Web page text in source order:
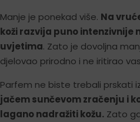
Manje je ponekad više. Na
koži razvija puno intenzivnije
uvjetima. Zato je dovoljna
djelovao prirodno i ne iritirao
Parfem ne biste trebali prskati
jačem sunčevom zračenju i
lagano nadražiti kožu. Zato